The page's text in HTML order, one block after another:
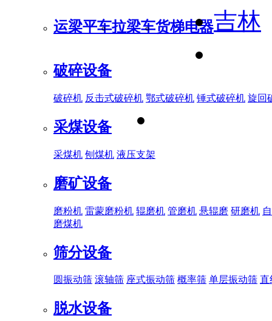
运梁平车拉梁车货梯电器
破碎设备
破碎机 反击式破碎机 鄂式破碎机 锤式破碎机 旋回
采煤设备
采煤机 刨煤机 液压支架
磨矿设备
磨粉机 雷蒙磨粉机 辊磨机 管磨机 悬辊磨 研磨机
磨煤机
筛分设备
圆振动筛 滚轴筛 座式振动筛 概率筛 单层振动筛 直
脱水设备
吉林